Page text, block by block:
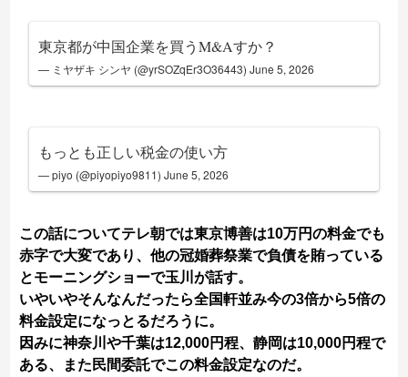
東京都が中国企業を買うM&Aすか？
— ミヤザキ シンヤ (@yrSOZqEr3O36443)June 5, 2026
もっとも正しい税金の使い方
— piyo (@piyopiyo9811)June 5, 2026
この話についてテレ朝では東京博善は10万円の料金でも
赤字で大変であり、他の冠婚葬祭業で負債を賄っている
とモーニングショーで玉川が話す。
いやいやそんなんだったら全国軒並み今の3倍から5倍の
料金設定になっとるだろうに。
因みに神奈川や千葉は12,000円程、静岡は10,000円程で
ある、また民間委託でこの料金設定なのだ。